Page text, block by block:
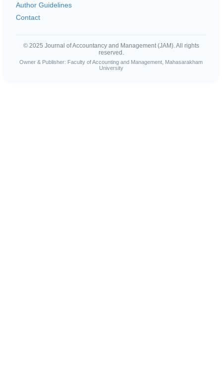
Author Guidelines
Contact
© 2025 Journal of Accountancy and Management (JAM). All rights
reserved.
Owner & Publisher: Faculty of Accounting and Management, Mahasarakham
University